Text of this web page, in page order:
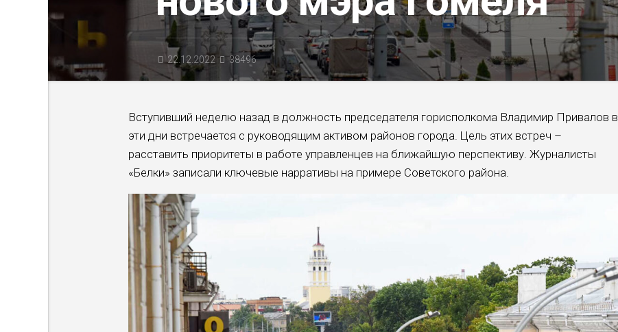
22.12.2022 38496
Вступивший неделю назад в должность председателя горисполкома Владимир Привалов в
эти дни встречается с руководящим активом районов города. Цель этих встреч –
расставить приоритеты в работе управленцев на ближайшую перспективу. Журналисты
«Белки» записали ключевые нарративы на примере Советского района.